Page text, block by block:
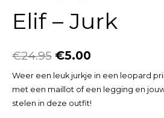
Elif – Jurk
€24.95 €5.00
Weer een leuk jurkje in een leopard
met een maillot of een legging en
stelen in deze outfit!